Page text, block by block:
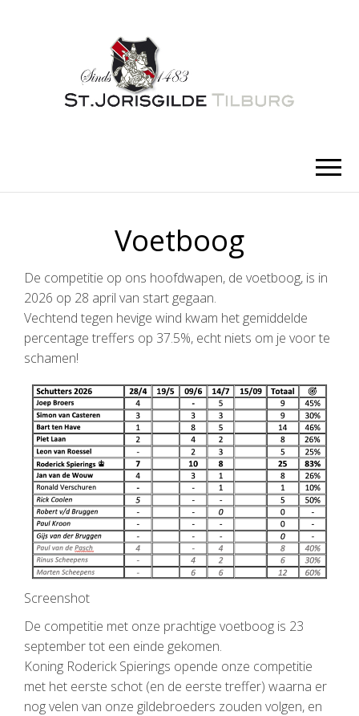
SINT-
TILBURG
schutters van den ouden voetboog
Voetboog
De competitie op ons hoofdwapen, de voetboog, is in
2026 op 28 april van start gegaan.
Vechtend tegen hevige wind kwam het gemiddelde
percentage treffers op 37.5%, echt niets om je voor te
schamen!
Screenshot
De competitie met onze prachtige voetboog is 23
september tot een einde gekomen.
Koning Roderick Spierings opende onze competitie
met het eerste schot (en de eerste treffer) waarna er
nog velen van onze gildebroeders zouden volgen, en